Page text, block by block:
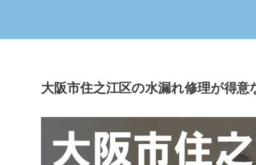
大阪市住之江区の水漏れ修理が得意